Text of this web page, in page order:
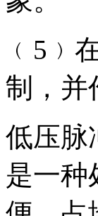
﹙5﹚
制，并
低压
是一种